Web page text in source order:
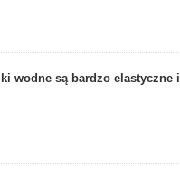
wodne są bardzo elastyczne i